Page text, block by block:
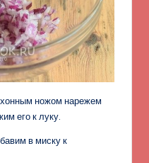
ножом нарежем
его к луку.
в миску к